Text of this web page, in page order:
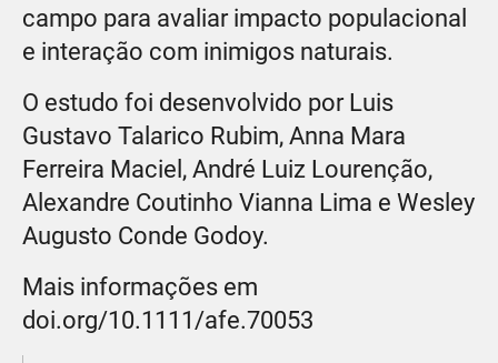
campo para avaliar impacto populacional
e interação com inimigos naturais.
O estudo foi desenvolvido por Luis
Gustavo Talarico Rubim, Anna Mara
Ferreira Maciel, André Luiz Lourenção,
Alexandre Coutinho Vianna Lima e Wesley
Augusto Conde Godoy.
Mais informações em
doi.org/10.1111/afe.70053